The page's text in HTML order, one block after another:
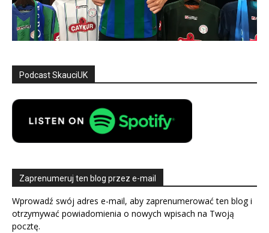
Podcast SkauciUK
Zaprenumeruj ten blog przez e-mail
Wprowadź swój adres e-mail, aby zaprenumerować ten blog i
otrzymywać powiadomienia o nowych wpisach na Twoją
pocztę.